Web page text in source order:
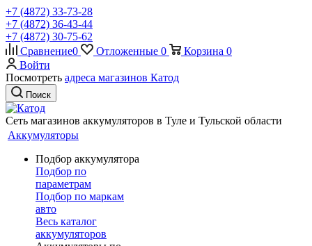
+7 (4872) 33-73-28
+7 (4872) 36-43-44
+7 (4872) 30-75-62
Сравнение0 Отложенные 0 Корзина 0
Войти
Посмотреть адреса магазинов Катод
Поиск
Сеть магазинов аккумуляторов в Туле и Тульской области
Аккумуляторы
Подбор аккумулятора
Подбор по
параметрам
Подбор по маркам
авто
Весь каталог
аккумуляторов